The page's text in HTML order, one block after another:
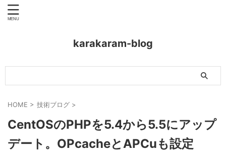
karakaram-blog
HOME > 技術ブログ >
CentOSのPHPを5.4から5.5にアップ
デート。OPcacheとAPCuも設定